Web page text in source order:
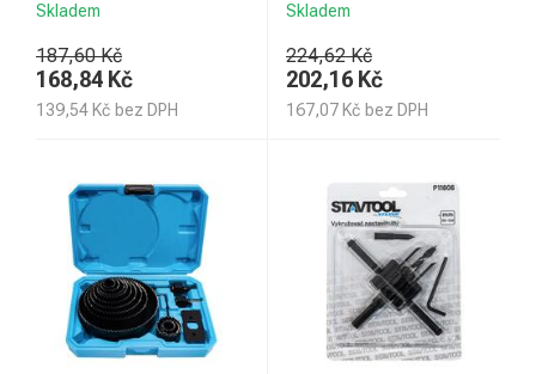
Skladem
187,60 Kč
168,84 Kč
139,54 Kč bez DPH
Skladem
224,62 Kč
202,16 Kč
167,07 Kč bez DPH